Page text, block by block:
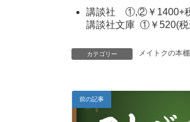
講談社 ①,②￥1400+
講談社文庫 ①￥520(
カテゴリー メイトクの本棚
前の記事